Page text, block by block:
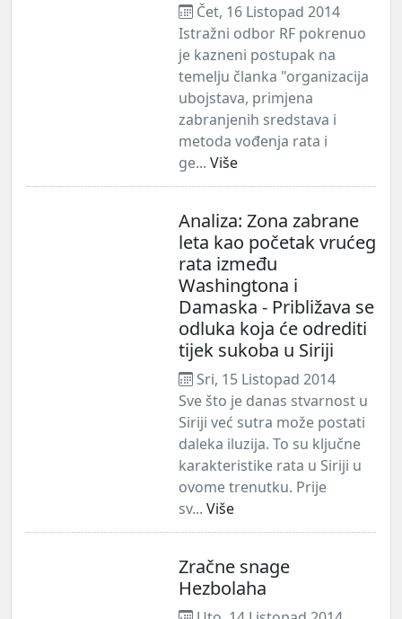
Čet, 16 Listopad 2014
Istražni odbor RF pokrenuo
je kazneni postupak na
temelju članka "organizacija
ubojstava, primjena
zabranjenih sredstava i
metoda vođenja rata i
ge... Više
Analiza: Zona zabrane
leta kao početak vrućeg
rata između
Washingtona i
Damaska - Približava se
odluka koja će odrediti
tijek sukoba u Siriji
Sri, 15 Listopad 2014
Sve što je danas stvarnost u
Siriji već sutra može postati
daleka iluzija. To su ključne
karakteristike rata u Siriji u
ovome trenutku. Prije
sv... Više
Zračne snage
Hezbolaha